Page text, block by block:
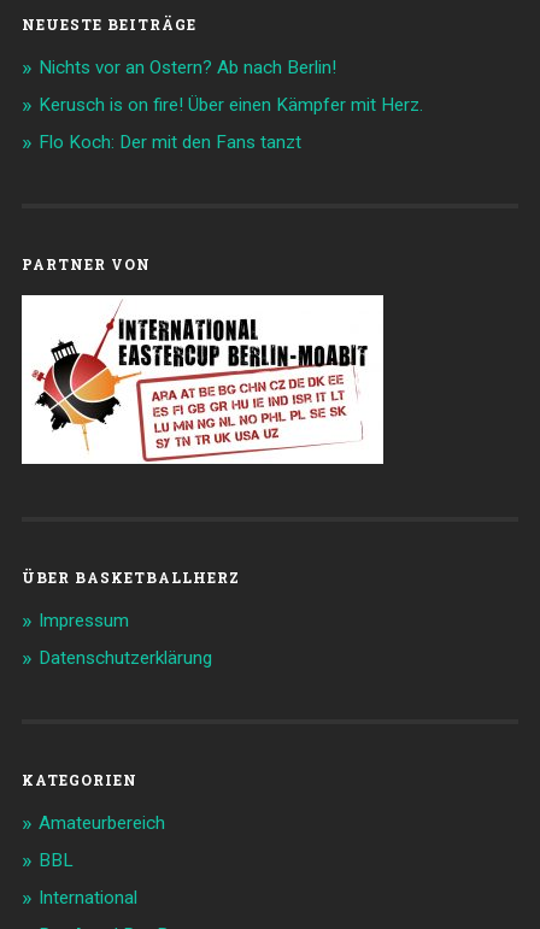
NEUESTE BEITRÄGE
Nichts vor an Ostern? Ab nach Berlin!
Kerusch is on fire! Über einen Kämpfer mit Herz.
Flo Koch: Der mit den Fans tanzt
PARTNER VON
ÜBER BASKETBALLHERZ
Impressum
Datenschutzerklärung
KATEGORIEN
Amateurbereich
BBL
International